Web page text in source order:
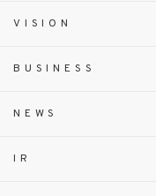
VISION
BUSINESS
NEWS
IR